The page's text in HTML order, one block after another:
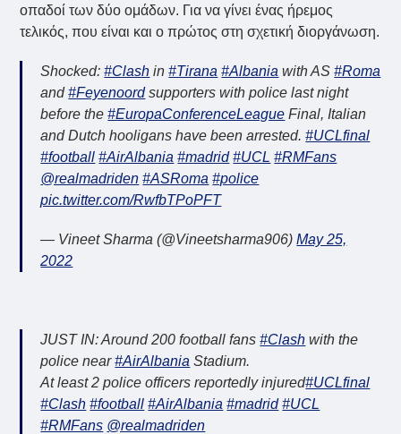
οπαδοί των δύο ομάδων. Για να γίνει ένας ήρεμος
τελικός, που είναι και ο πρώτος στη σχετική διοργάνωση.
Shocked:#Clash in#Tirana #Albania with AS#Roma
and#Feyenoordsupporters with police last night
before the#EuropaConferenceLeague Final, Italian
and Dutch hooligans have been arrested.#UCLfinal
#football #AirAlbania #madrid #UCL #RMFans
@realmadriden #ASRoma #police
pic.twitter.com/RwfbTPoPFT
— Vineet Sharma (@Vineetsharma906)May 25,
2022
JUST IN: Around 200 football fans#Clash with the
police near#AirAlbania Stadium.
At least 2 police officers reportedly injured#UCLfinal
#Clash #football #AirAlbania #madrid #UCL
#RMFans @realmadriden